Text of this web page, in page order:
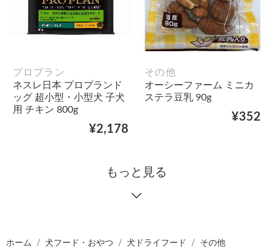
プロプラン
ネスレ日本 プロプランド
ッグ 超小型・小型犬 子犬
用 チキン 800g
¥2,178
その他
オーシーファーム ミニカ
ステラ豆乳 90g
¥352
もっと見る
ホーム 犬フード・おやつ 犬ドライフード
その他